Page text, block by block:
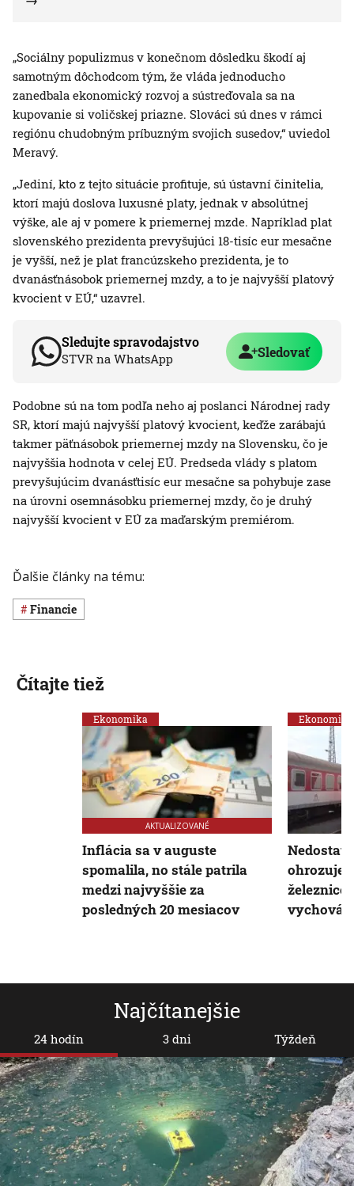
„Sociálny populizmus v konečnom dôsledku škodí aj
samotným dôchodcom tým, že vláda jednoducho
zanedbala ekonomický rozvoj a sústreďovala sa na
kupovanie si voličskej priazne. Slováci sú dnes v rámci
regiónu chudobným príbuzným svojich susedov,“ uviedol
Meravý.
„Jediní, kto z tejto situácie profituje, sú ústavní činitelia,
ktorí majú doslova luxusné platy, jednak v absolútnej
výške, ale aj v pomere k priemernej mzde. Napríklad plat
slovenského prezidenta prevyšujúci 18-tisíc eur mesačne
je vyšší, než je plat francúzskeho prezidenta, je to
dvanásťnásobok priemernej mzdy, a to je najvyšší platový
kvocient v EÚ,“ uzavrel.
Sledujte spravodajstvo
STVR na WhatsApp Sledovať
Podobne sú na tom podľa neho aj poslanci Národnej rady
SR, ktorí majú najvyšší platový kvocient, keďže zarábajú
takmer päťnásobok priemernej mzdy na Slovensku, čo je
najvyššia hodnota v celej EÚ. Predseda vlády s platom
prevyšujúcim dvanásťtisíc eur mesačne sa pohybuje zase
na úrovni osemnásobku priemernej mzdy, čo je druhý
najvyšší kvocient v EÚ za maďarským premiérom.
Ďalšie články na tému:
Financie
Najčítanejšie
24 hodín 3 dni Týždeň
Čítajte tiež
Ekonomika
AKTUALIZOVANÉ
Inflácia sa v auguste
spomalila, no stále patrila
medzi najvyššie za
posledných 20 mesiacov
Ekonomika
ohrozuje
železnice.